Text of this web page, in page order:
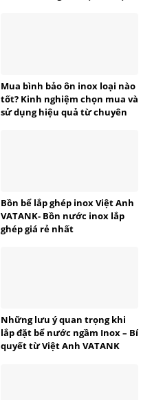
Mua bình bảo ôn inox loại nào
tốt? Kinh nghiệm chọn mua và
sử dụng hiệu quả từ chuyên
Bồn bể lắp ghép inox Việt Anh
VATANK- Bồn nước inox lắp
ghép giá rẻ nhất
Những lưu ý quan trọng khi
lắp đặt bể nước ngầm Inox – Bí
quyết từ Việt Anh VATANK